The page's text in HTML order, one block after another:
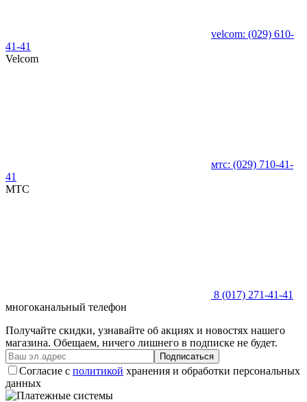
velcom: (029) 610-
41-41
Velcom
мтс: (029) 710-41-
41
MTC
8 (017) 271-41-41
многоканальный телефон
Получайте скидки, узнавайте об акциях и новостях нашего
магазина. Обещаем, ничего лишнего в подписке не будет.
Подписаться
Согласие с политикой хранения и обработки персональных
данных